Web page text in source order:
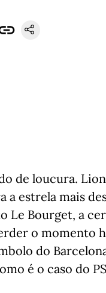
de loucura.
a estrela mais
Le Bourget, a
o momento
do
é o caso do